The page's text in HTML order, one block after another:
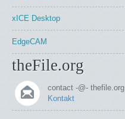
xICE Desktop
EdgeCAM
theFile.org
contact -@- thefile.org
Kontakt